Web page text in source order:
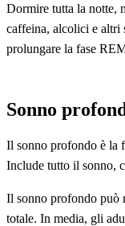
Dormire tutta la notte,
caffeina, alcolici e altri
prolungare la fase
Sonno
Il sonno profondo è la
Include tutto il sonno,
Il sonno profondo può
totale. In media, gli